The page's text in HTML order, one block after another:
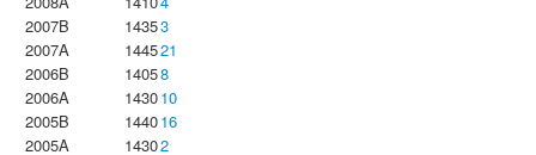
2007B
14353
2007A
144521
2006B
14058
2006A
143010
2005B
144016
2005A
14302